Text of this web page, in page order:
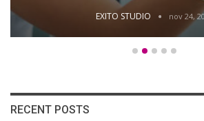
EXITO STUDIO nov 24,
RECENT POSTS